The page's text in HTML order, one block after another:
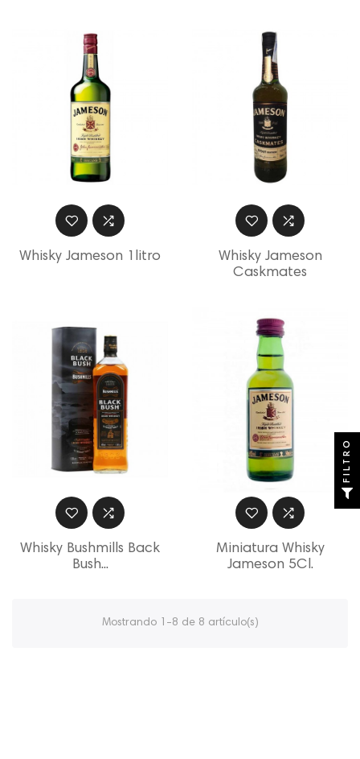
Whisky Jameson 1litro
Whisky Jameson
Caskmates
Whisky Bushmills Back
Bush...
Miniatura Whisky
Jameson 5Cl.
Mostrando 1-8 de 8 artículo(s)
FILTRO